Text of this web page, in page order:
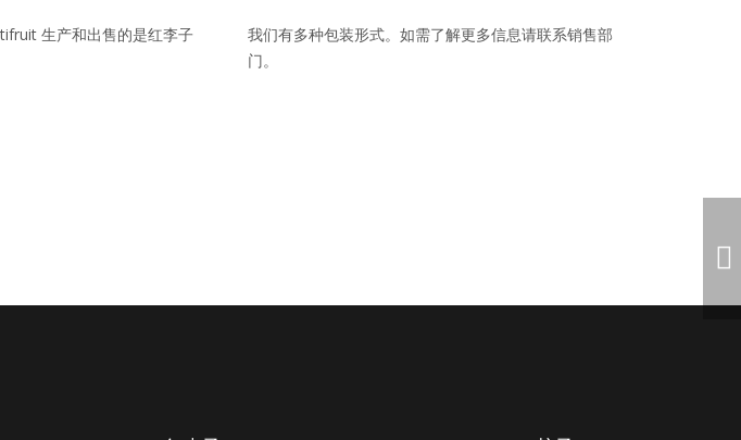
生产和出售的是红李子
我们有多种包装形式。如需了解更多信息请联系销售部
门。